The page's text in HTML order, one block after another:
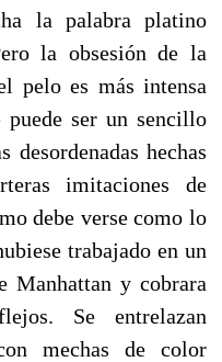
la palabra platino
la obsesión de la
pelo es más intensa
puede ser un sencillo
desordenadas hechas
imitaciones de
debe verse como lo
trabajado en un
Manhattan y cobrara
Se entrelazan
mechas de color